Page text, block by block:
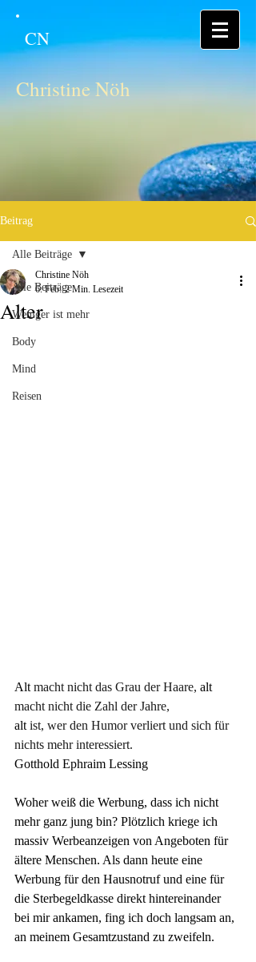
CN
Christine Nöh
Beitrag
Alle Beiträge
Weniger ist mehr
Body
Mind
Reisen
Alle Beiträge
Alter
Christine Nöh
6. Feb. 2 Min. Lesezeit
Alt macht nicht das Grau der Haare, alt
macht nicht die Zahl der Jahre,
alt ist, wer den Humor verliert und sich für
nichts mehr interessiert.
Gotthold Ephraim Lessing
Woher weiß die Werbung, dass ich nicht
mehr ganz jung bin? Plötzlich kriege ich
massiv Werbeanzeigen von Angeboten für
ältere Menschen. Als dann heute eine
Werbung für den Hausnotruf und eine für
die Sterbegeldkasse direkt hintereinander
bei mir ankamen, fing ich doch langsam an,
an meinem Gesamtzustand zu zweifeln.